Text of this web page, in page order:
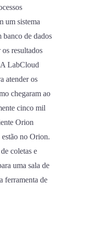
um sistema
banco de dados
resultados
A LabCloud
atender os
chegaram ao
cinco mil
Orion
no Orion.
coletas e
uma sala de
ferramenta de